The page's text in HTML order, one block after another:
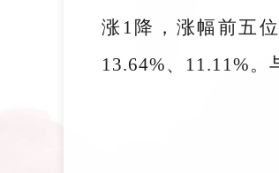
涨1降，涨幅前五
13.64%、11.11%。